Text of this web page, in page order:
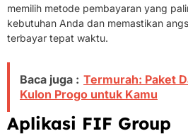
memilih metode pembayaran yang
kebutuhan Anda dan memastikan
terbayar tepat waktu.
Baca juga : Termurah: Paket
Kulon Progo untuk Kamu
Aplikasi FIF Group